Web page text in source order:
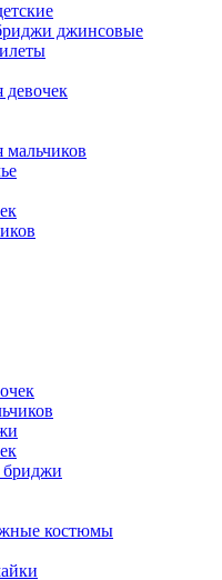
джинсовые
девочек
мальчиков
бриджи
костюмы